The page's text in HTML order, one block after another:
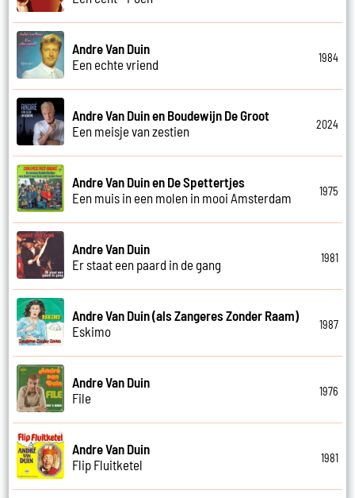
Andre Van Duin
Een echte vriend
1984
Andre Van Duin en Boudewijn De Groot
Een meisje van zestien
2024
Andre Van Duin en De Spettertjes
Een muis in een molen in mooi Amsterdam
1975
Andre Van Duin
Er staat een paard in de gang
1981
Andre Van Duin (als Zangeres Zonder Raam)
Eskimo
1987
Andre Van Duin
File
1976
Andre Van Duin
Flip Fluitketel
1981